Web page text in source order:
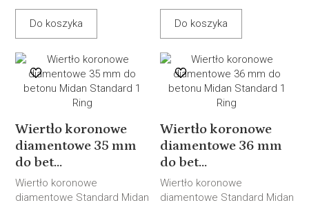
Do koszyka Do koszyka
Wiertło koronowe
diamentowe 35 mm
do bet...
Wiertło koronowe
diamentowe Standard Midan
Wiertło koronowe
diamentowe 36 mm
do bet...
Wiertło koronowe
diamentowe Standard Midan